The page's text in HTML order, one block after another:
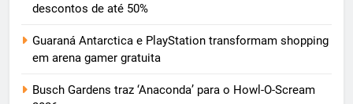
descontos de até 50%
Guaraná Antarctica e PlayStation transformam shopping
em arena gamer gratuita
Busch Gardens traz ‘Anaconda’ para o Howl-O-Scream